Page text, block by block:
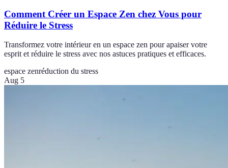
Comment Créer un Espace Zen chez Vous pour
Réduire le Stress
Transformez votre intérieur en un espace zen pour apaiser votre
esprit et réduire le stress avec nos astuces pratiques et efficaces.
espace zenréduction du stress
Aug 5